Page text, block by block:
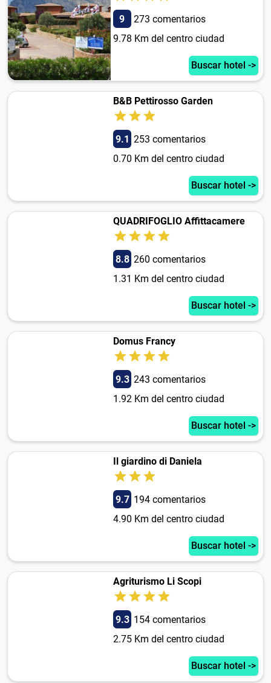
9
273 comentarios
9.78 Km del centro ciudad
Buscar hotel ->
B&B Pettirosso Garden
9.1 253 comentarios
0.70 Km del centro ciudad
Buscar hotel ->
QUADRIFOGLIO Affittacamere
8.8 260 comentarios
1.31 Km del centro ciudad
Buscar hotel ->
Domus Francy
9.3 243 comentarios
1.92 Km del centro ciudad
Buscar hotel ->
Il giardino di Daniela
9.7 194 comentarios
4.90 Km del centro ciudad
Buscar hotel ->
Agriturismo Li Scopi
9.3 154 comentarios
2.75 Km del centro ciudad
Buscar hotel ->